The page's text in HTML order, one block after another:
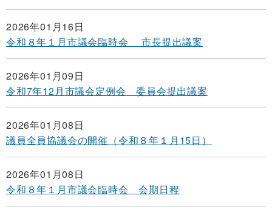
2026年01月16日
令和８年１月市議会臨時会 市長提出議案
2026年01月09日
令和7年12月市議会定例会 委員会提出議案
2026年01月08日
議員全員協議会の開催（令和８年１月15日）
2026年01月08日
令和８年１月市議会臨時会 会期日程